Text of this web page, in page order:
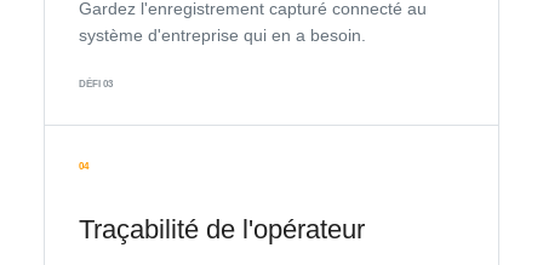
Gardez l'enregistrement capturé connecté au
système d'entreprise qui en a besoin.
DÉFI 03
04
Traçabilité de l'opérateur